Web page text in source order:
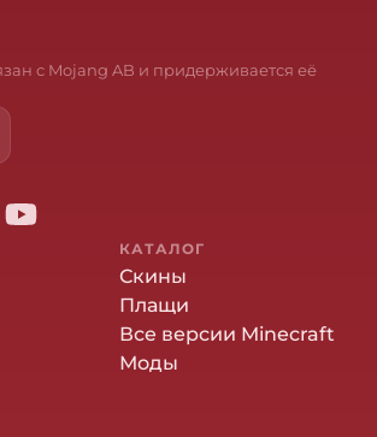
с Mojang AB и придерживается её
КАТАЛОГ
Скины
Плащи
Все версии Minecraft
Моды